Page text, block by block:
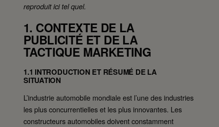
reproduit ici tel quel.
1. CONTEXTE DE LA
PUBLICITÉ ET DE LA
TACTIQUE MARKETING
1.1 INTRODUCTION ET RÉSUMÉ DE LA
SITUATION
L’industrie automobile mondiale est l’une des industries
les plus concurrentielles et les plus innovantes. Les
constructeurs automobiles doivent constamment